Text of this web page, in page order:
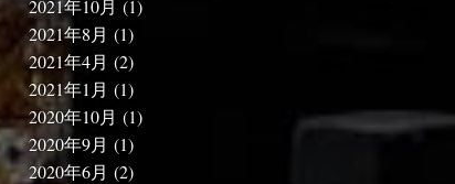
2021年10月 (1)
2021年8月 (1)
2021年4月 (2)
2021年1月 (1)
2020年10月 (1)
2020年9月 (1)
2020年6月 (2)